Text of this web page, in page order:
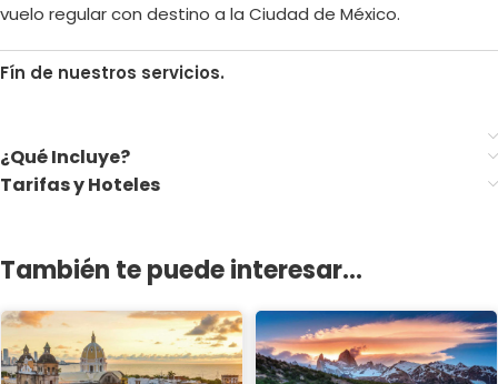
vuelo regular con destino a la Ciudad de México.
Fín de nuestros servicios.
¿Qué Incluye?
Tarifas y Hoteles
También te puede interesar...